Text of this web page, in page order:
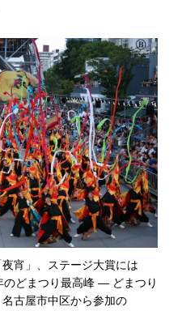
宵」、ステージ大賞には
のどまつり最高峰 ― どまつり
古屋市中区から参加の